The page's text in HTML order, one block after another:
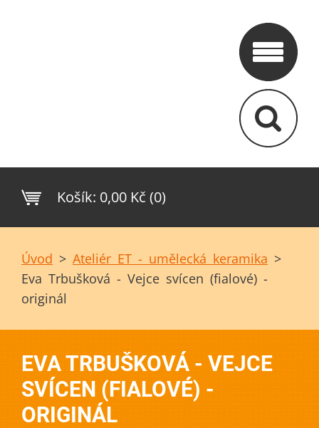
Košík: 0,00 Kč (0)
Úvod > Ateliér ET - umělecká keramika >
Eva Trbušková - Vejce svícen (fialové) -
originál
EVA TRBUŠKOVÁ - VEJCE
SVÍCEN (FIALOVÉ) -
ORIGINÁL